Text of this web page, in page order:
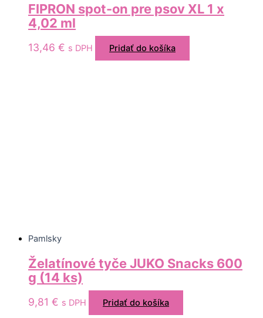
FIPRON spot-on pre psov XL 1 x
4,02 ml
13,46 € s DPH Pridať do košíka
Pamlsky
Želatínové tyče JUKO Snacks 600
g (14 ks)
9,81 € s DPH Pridať do košíka